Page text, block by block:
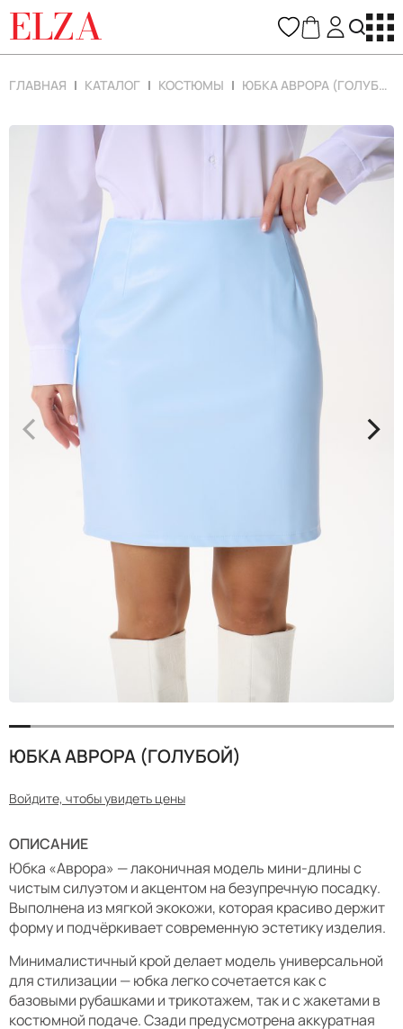
ELZA
ГЛАВНАЯ КАТАЛОГ КОСТЮМЫ ЮБКА АВРОРА (ГОЛУБОЙ)
< >
ЮБКА АВРОРА (ГОЛУБОЙ)
Войдите, чтобы увидеть цены
ОПИСАНИЕ
Юбка «Аврора» — лаконичная модель мини-длины с
чистым силуэтом и акцентом на безупречную посадку.
Выполнена из мягкой экокожи, которая красиво держит
форму и подчёркивает современную эстетику изделия.
Минималистичный крой делает модель универсальной
для стилизации — юбка легко сочетается как с
базовыми рубашками и трикотажем, так и с жакетами в
костюмной подаче. Сзади предусмотрена аккуратная